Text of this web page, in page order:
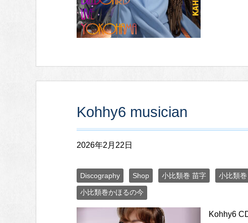
Kohhy6 musician
2026年2月22日
Discography Shop 小比類巻 苗字 小比類
小比類巻かほるの今
Kohhy6